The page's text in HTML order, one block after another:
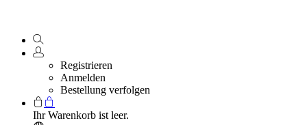
Registrieren
Anmelden
Bestellung verfolgen
Ihr Warenkorb ist leer.